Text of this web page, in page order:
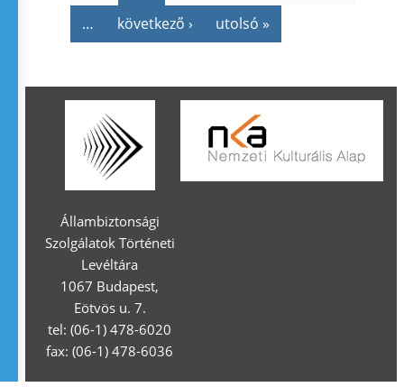
…
következő › utolsó »
Állambiztonsági
Szolgálatok Történeti
Levéltára
1067 Budapest,
Eötvös u. 7.
tel: (06-1) 478-6020
fax: (06-1) 478-6036